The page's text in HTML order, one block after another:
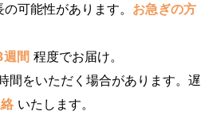
可能性があります。 お急ぎの方
間 程度でお届け。
間をいただく場合があります。遅
いたします。